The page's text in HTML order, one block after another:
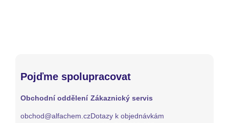
Pojďme spolupracovat
Obchodní oddělení
obchod@alfachem.cz
Zákaznický servis
Dotazy k objednávkám